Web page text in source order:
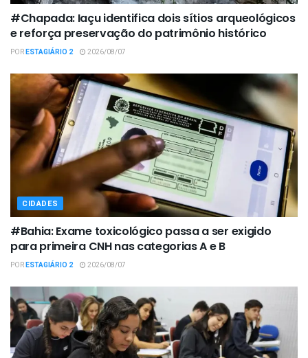
#Chapada: Iaçu identifica dois sítios arqueológicos
e reforça preservação do patrimônio histórico
PORESTAGIÁRIO 2 2026/08/07
CIDADES
#Bahia: Exame toxicológico passa a ser exigido
para primeira CNH nas categorias A e B
PORESTAGIÁRIO 2 2026/08/07